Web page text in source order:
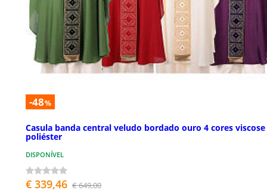
-48%
Casula banda central veludo bordado ouro 4 cores viscose
poliéster
DISPONÍVEL
€ 339,46 € 649,00